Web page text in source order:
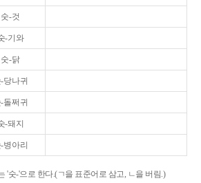
숫-것
-기와
숫-닭
당나귀
돌쩌귀
-돼지
병아리
'숫-'으로 한다.(ㄱ을 표준어로 삼고, ㄴ을 버림.)